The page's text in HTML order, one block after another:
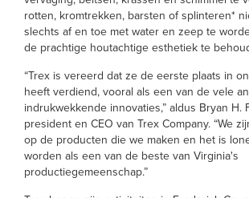
rotten, kromtrekken, barsten of splinteren*
slechts af en toe met water en zeep te
de prachtige houtachtige esthetiek te
“Trex is vereerd dat ze de eerste plaats in
heeft verdiend, vooral als een van de vele
indrukwekkende innovaties,” aldus Bryan H.
president en CEO van Trex Company. “We
op de producten die we maken en het is
worden als een van de beste van Virginia's
productiegemeenschap.”